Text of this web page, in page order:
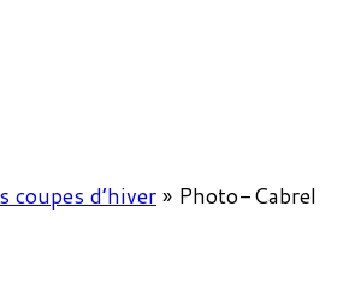
coupes d’hiver» Photo-Cabrel